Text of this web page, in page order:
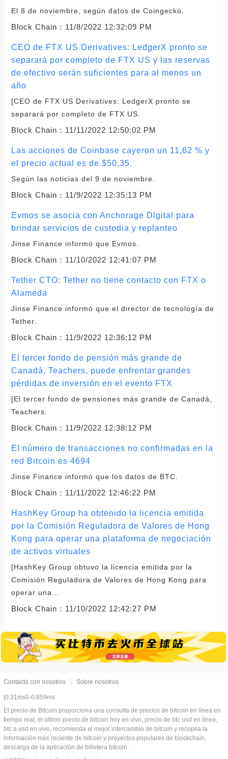
El 8 de noviembre, según datos de Coingecko.
Block Chain： 11/8/2022 12:32:09 PM
CEO de FTX US Derivatives: LedgerX pronto se
separará por completo de FTX US y las reservas
de efectivo serán suficientes para al menos un
año
[CEO de FTX US Derivatives: LedgerX pronto se
separará por completo de FTX US.
Block Chain： 11/11/2022 12:50:02 PM
Las acciones de Coinbase cayeron un 11,62 % y
el precio actual es de $50,35.
Según las noticias del 9 de noviembre.
Block Chain： 11/9/2022 12:35:13 PM
Evmos se asocia con Anchorage Digital para
brindar servicios de custodia y replanteo
Jinse Finance informó que Evmos.
Block Chain： 11/10/2022 12:41:07 PM
Tether CTO: Tether no tiene contacto con FTX o
Alameda
Jinse Finance informó que el director de tecnología de
Tether.
Block Chain： 11/9/2022 12:36:12 PM
El tercer fondo de pensión más grande de
Canadá, Teachers, puede enfrentar grandes
pérdidas de inversión en el evento FTX
[El tercer fondo de pensiones más grande de Canadá,
Teachers.
Block Chain： 11/9/2022 12:38:12 PM
El número de transacciones no confirmadas en la
red Bitcoin es 4694
Jinse Finance informó que los datos de BTC.
Block Chain： 11/11/2022 12:46:22 PM
HashKey Group ha obtenido la licencia emitida
por la Comisión Reguladora de Valores de Hong
Kong para operar una plataforma de negociación
de activos virtuales
[HashKey Group obtuvo la licencia emitida por la
Comisión Reguladora de Valores de Hong Kong para
operar una...
Block Chain： 11/10/2022 12:42:27 PM
Contacta con nosotros Sobre nosotros
[0:31ms0-0:859ms
El precio de Bitcoin proporciona una consulta de precios de bitcoin en línea en
tiempo real, el último precio de bitcoin hoy en vivo, precio de btc usd en línea,
btc a usd en vivo, recomienda el mejor intercambio de bitcoin y recopila la
información más reciente de bitcoin y proyectos populares de blockchain,
descarga de la aplicación de billetera bitcoin .